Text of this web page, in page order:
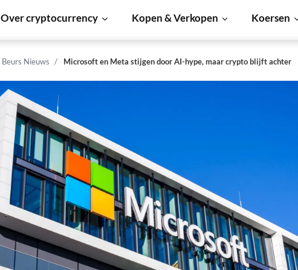
Over cryptocurrency Kopen & Verkopen Koersen
Beurs Nieuws Microsoft en Meta stijgen door AI-hype, maar crypto blijft achter